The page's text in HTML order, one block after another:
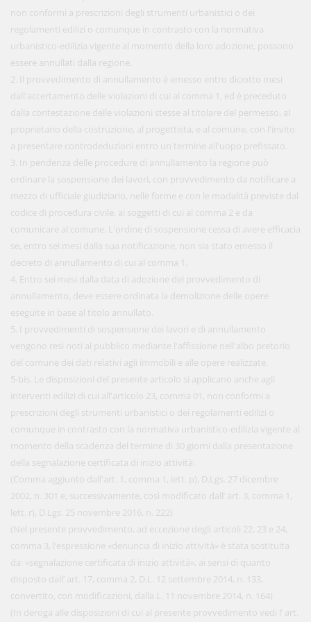
non conformi a prescrizioni degli strumenti urbanistici o dei
regolamenti edilizi o comunque in contrasto con la normativa
urbanistico-edilizia vigente al momento della loro adozione, possono
essere annullati dalla regione.
2. Il provvedimento di annullamento è emesso entro diciotto mesi
dall'accertamento delle violazioni di cui al comma 1, ed è preceduto
dalla contestazione delle violazioni stesse al titolare del permesso, al
proprietario della costruzione, al progettista, e al comune, con l'invito
a presentare controdeduzioni entro un termine all'uopo prefissato.
3. In pendenza delle procedure di annullamento la regione può
ordinare la sospensione dei lavori, con provvedimento da notificare a
mezzo di ufficiale giudiziario, nelle forme e con le modalità previste dal
codice di procedura civile, ai soggetti di cui al comma 2 e da
comunicare al comune. L'ordine di sospensione cessa di avere efficacia
se, entro sei mesi dalla sua notificazione, non sia stato emesso il
decreto di annullamento di cui al comma 1.
4. Entro sei mesi dalla data di adozione del provvedimento di
annullamento, deve essere ordinata la demolizione delle opere
eseguite in base al titolo annullato.
5. I provvedimenti di sospensione dei lavori e di annullamento
vengono resi noti al pubblico mediante l'affissione nell'albo pretorio
del comune dei dati relativi agli immobili e alle opere realizzate.
5-bis. Le disposizioni del presente articolo si applicano anche agli
interventi edilizi di cui all'articolo 23, comma 01, non conformi a
prescrizioni degli strumenti urbanistici o dei regolamenti edilizi o
comunque in contrasto con la normativa urbanistico-edilizia vigente al
momento della scadenza del termine di 30 giorni dalla presentazione
della segnalazione certificata di inizio attività.
(Comma aggiunto dall'art. 1, comma 1, lett. p), D.Lgs. 27 dicembre
2002, n. 301 e, successivamente, così modificato dall’ art. 3, comma 1,
lett. r), D.Lgs. 25 novembre 2016, n. 222)
(Nel presente provvedimento, ad eccezione degli articoli 22, 23 e 24,
comma 3, l’espressione «denuncia di inizio attività» è stata sostituita
da: «segnalazione certificata di inizio attività», ai sensi di quanto
disposto dall’ art. 17, comma 2, D.L. 12 settembre 2014, n. 133,
convertito, con modificazioni, dalla L. 11 novembre 2014, n. 164)
(In deroga alle disposizioni di cui al presente provvedimento vedi l’ art.